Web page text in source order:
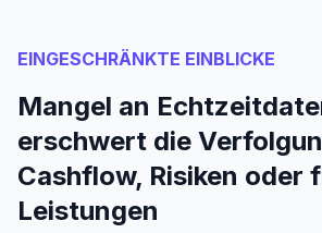
EINGESCHRÄNKTE EINBLICKE
Mangel an
erschwert die
Cashflow, Risiken oder
Leistungen